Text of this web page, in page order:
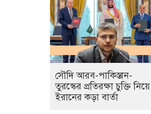
সৌদি আরব-পাকিস্তান-
তুরস্কের প্রতিরক্ষা চুক্তি নিয়ে
ইরানের কড়া বার্তা